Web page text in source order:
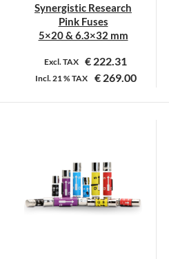
Synergistic Research
Pink Fuses
5×20 & 6.3×32 mm
Excl. TAX € 222.31
Incl.21 %TAX €269.00
Dit
variaties.
Deze
optie